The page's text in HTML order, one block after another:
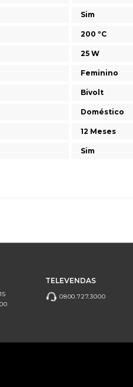
Sim
200 ºC
25 W
Feminino
Bivolt
Doméstico
12 Meses
Sim
TELEVENDAS
0800.727.3000